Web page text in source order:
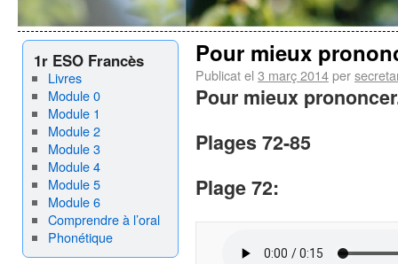
1r ESO Francès
Livres
Module 0
Module 1
Module 2
Module 3
Module 4
Module 5
Module 6
Comprendre à l’oral
Phonétique
Pour mieux
Publicat el 3 març 2014per
Pour mieux
Plages 72-85
Plage 72: